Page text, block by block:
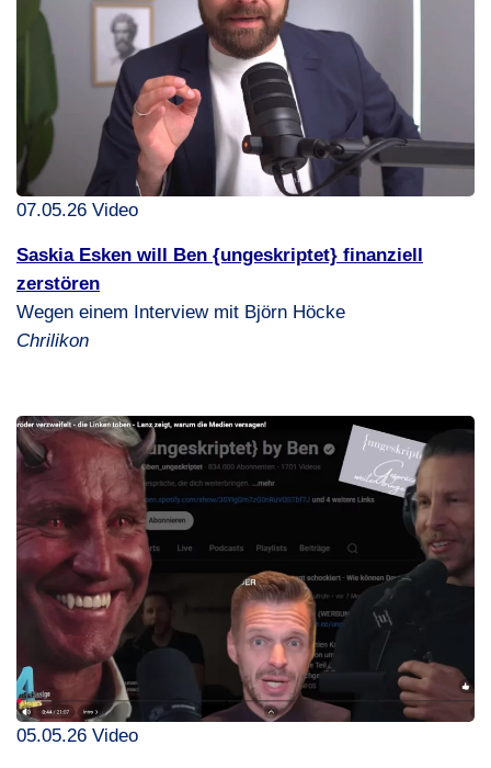
07.05.26 Video
Saskia Esken will Ben {ungeskriptet} finanziell
zerstören
Wegen einem Interview mit Björn Höcke
Chrilikon
05.05.26 Video